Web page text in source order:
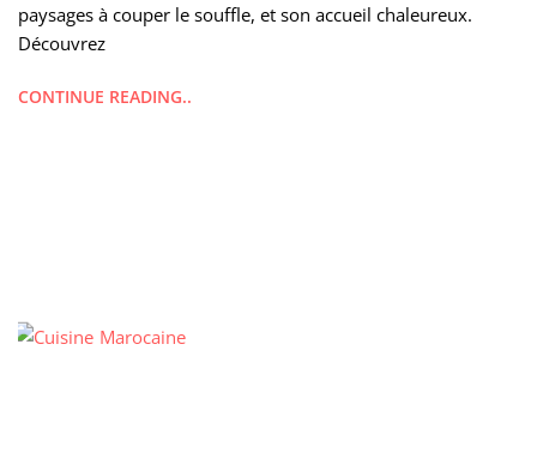
paysages à couper le souffle, et son accueil chaleureux.
Découvrez
CONTINUE READING..